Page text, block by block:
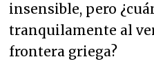
insensible, pero
tranquilamente al
frontera griega?